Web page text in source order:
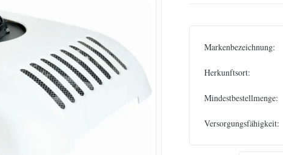
Markenbezeichnung:
Herkunftsort:
Mindestbestellmenge:
Versorgungsfähigkeit: